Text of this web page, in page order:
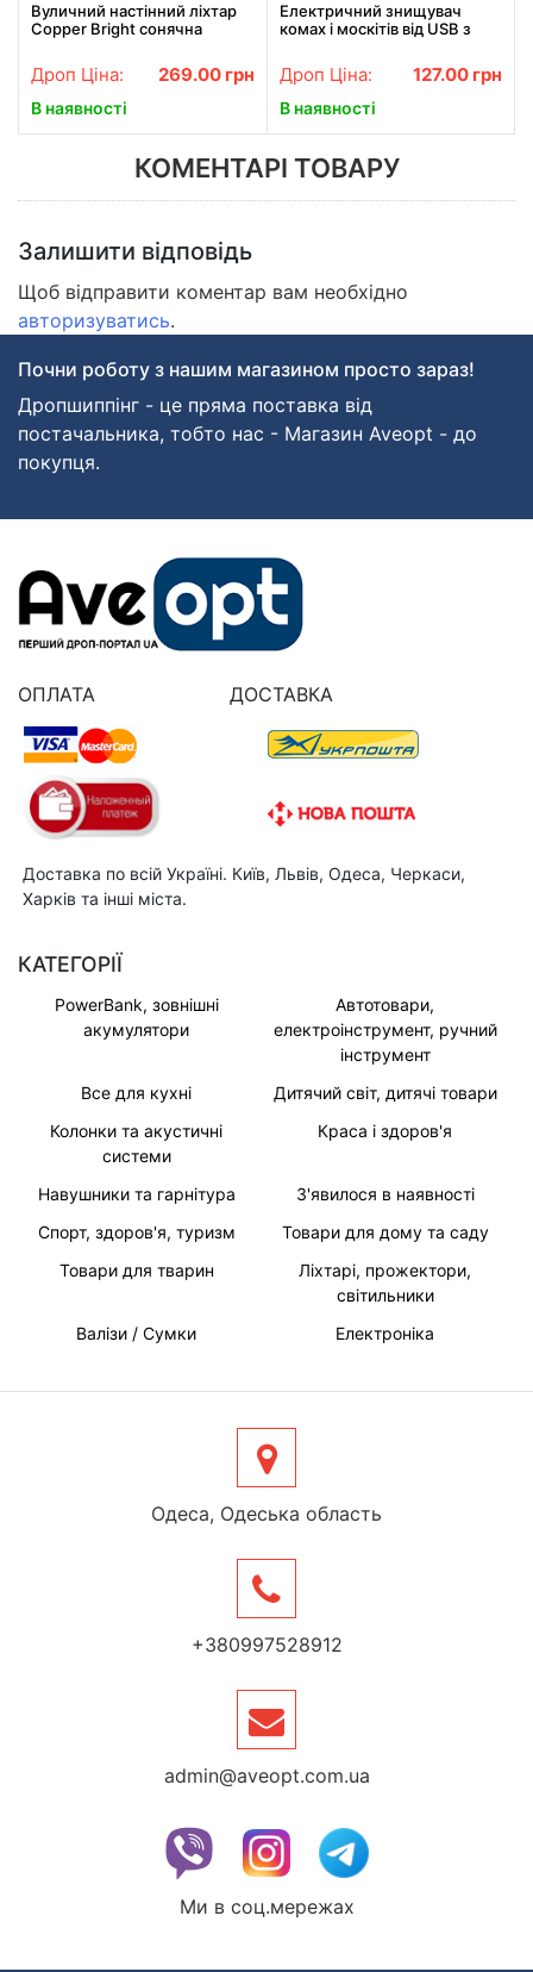
Вуличний настінний ліхтар
Copper Bright сонячна
Дроп Ціна: 269.00 грн
В наявності
Електричний знищувач
комах і москітів від USB з
комах (RD-6014)
Дроп Ціна: 127.00 грн
В наявності
КОМЕНТАРІ ТОВАРУ
Залишити відповідь
Щоб відправити коментар вам необхідно
авторизуватись.
Почни роботу з нашим магазином просто зараз!
Дропшиппінг - це пряма поставка від
постачальника, тобто нас - Магазин Aveopt - до
покупця.
ОПЛАТА ДОСТАВКА
Доставка по всій Україні. Київ, Львів, Одеса, Черкаси,
Харків та інші міста.
КАТЕГОРІЇ
PowerBank, зовнішні
акумулятори
Автотовари,
електроінструмент, ручний
інструмент
Все для кухні
Дитячий світ, дитячі товари
Колонки та акустичні
системи
Краса і здоров'я
Навушники та гарнітура
З'явилося в наявності
Спорт, здоров'я, туризм
Товари для дому та саду
Товари для тварин
Ліхтарі, прожектори,
світильники
Валізи / Сумки
Електроніка
Одеса, Одеська область
+380997528912
admin@aveopt.com.ua
Ми в соц.мережах